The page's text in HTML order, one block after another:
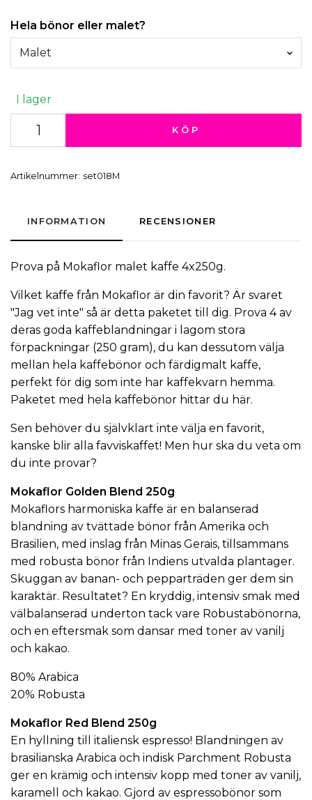
Hela bönor eller malet?
Malet
I lager
KÖP
Artikelnummer: set018M
INFORMATION RECENSIONER
Prova på Mokaflor malet kaffe 4x250g.
Vilket kaffe från Mokaflor är din favorit? Är svaret
"Jag vet inte" så är detta paketet till dig. Prova 4 av
deras goda kaffeblandningar i lagom stora
förpackningar (250 gram), du kan dessutom välja
mellan hela kaffebönor och färdigmalt kaffe,
perfekt för dig som inte har kaffekvarn hemma.
Paketet med hela kaffebönor hittar du här.
Sen behöver du självklart inte välja en favorit,
kanske blir alla favviskaffet! Men hur ska du veta om
du inte provar?
Mokaflor Golden Blend 250g
Mokaflors harmoniska kaffe är en balanserad
blandning av tvättade bönor från Amerika och
Brasilien, med inslag från Minas Gerais, tillsammans
med robusta bönor från Indiens utvalda plantager.
Skuggan av banan- och pepparträden ger dem sin
karaktär. Resultatet? En kryddig, intensiv smak med
välbalanserad underton tack vare Robustabönorna,
och en eftersmak som dansar med toner av vanilj
och kakao.
80% Arabica
20% Robusta
Mokaflor Red Blend 250g
En hyllning till italiensk espresso! Blandningen av
brasilianska Arabica och indisk Parchment Robusta
ger en krämig och intensiv kopp med toner av vanilj,
karamell och kakao. Gjord av espressobönor som